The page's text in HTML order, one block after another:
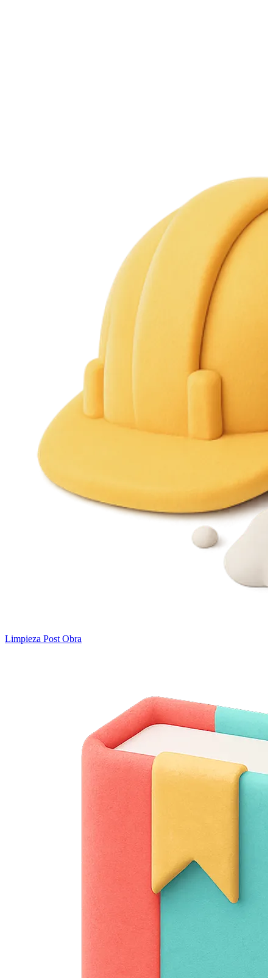
Limpieza Post Obra